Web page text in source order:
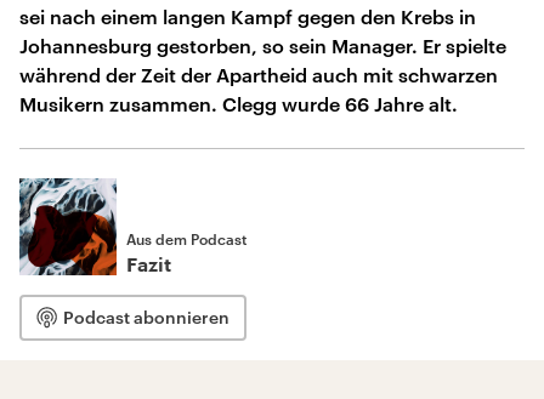
sei nach einem langen Kampf gegen den Krebs in
Johannesburg gestorben, so sein Manager. Er spielte
während der Zeit der Apartheid auch mit schwarzen
Musikern zusammen. Clegg wurde 66 Jahre alt.
Aus dem Podcast
Fazit
Podcast abonnieren